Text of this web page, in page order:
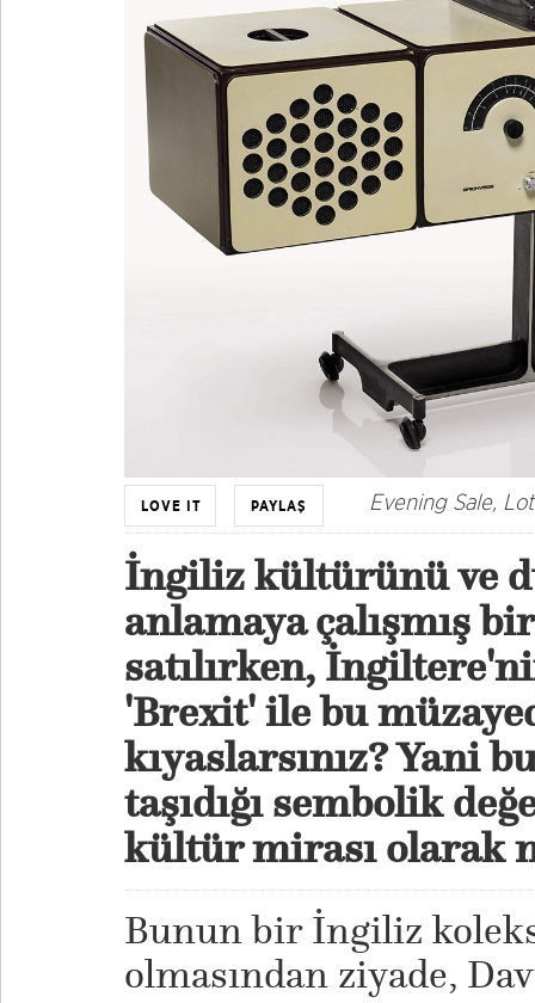
LOVE IT PAYLAŞ Evening Sale,
İngiliz kültürünü ve
anlamaya çalışmış
satılırken,
'Brexit' ile bu
kıyaslarsınız? Yani
taşıdığı sembolik
kültür mirası olarak
Bunun bir İngiliz
olmasından ziyade,